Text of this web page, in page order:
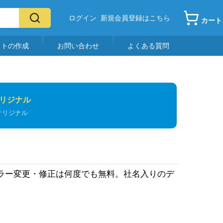
ログイン 新規会員登録はこちら カート
の作成 お問い合わせ よくある質問
ジナル
リジナル
変更・修正は何度でも無料。社名入りのデ